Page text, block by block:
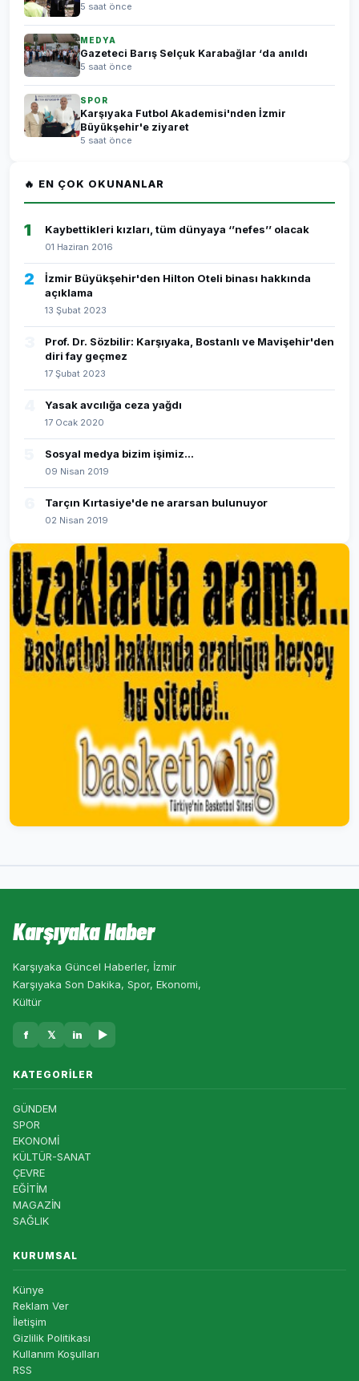
5 saat önce
MEDYA
Gazeteci Barış Selçuk Karabağlar ‘da anıldı
5 saat önce
SPOR
Karşıyaka Futbol Akademisi'nden İzmir
Büyükşehir'e ziyaret
5 saat önce
🔥 EN ÇOK OKUNANLAR
1 Kaybettikleri kızları, tüm dünyaya ‘’nefes’’ olacak
01 Haziran 2016
2
İzmir Büyükşehir'den Hilton Oteli binası hakkında
açıklama
13 Şubat 2023
Prof. Dr. Sözbilir: Karşıyaka, Bostanlı ve Mavişehir'den
diri fay geçmez
17 Şubat 2023
Yasak avcılığa ceza yağdı
17 Ocak 2020
Sosyal medya bizim işimiz...
09 Nisan 2019
Tarçın Kırtasiye'de ne ararsan bulunuyor
02 Nisan 2019
Karşıyaka Haber
Karşıyaka Güncel Haberler, İzmir
Karşıyaka Son Dakika, Spor, Ekonomi,
Kültür
f 𝕏 in ▶
KATEGORILER
GÜNDEM
SPOR
EKONOMİ
KÜLTÜR-SANAT
ÇEVRE
EĞİTİM
MAGAZİN
SAĞLIK
KURUMSAL
Künye
Reklam Ver
İletişim
Gizlilik Politikası
Kullanım Koşulları
RSS